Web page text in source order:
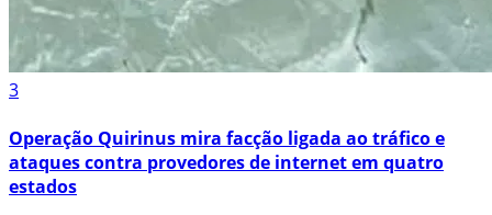
3
Operação Quirinus mira facção ligada ao tráfico e
ataques contra provedores de internet em quatro
estados